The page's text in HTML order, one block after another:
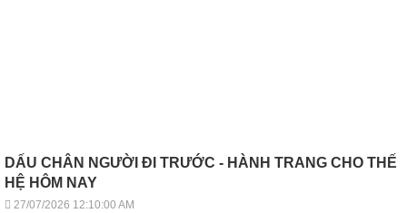
DẤU CHÂN NGƯỜI ĐI TRƯỚC - HÀNH TRANG CHO THẾ
HỆ HÔM NAY
27/07/2026 12:10:00 AM